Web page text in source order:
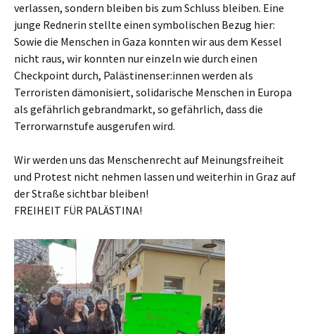
verlassen, sondern bleiben bis zum Schluss bleiben. Eine
junge Rednerin stellte einen symbolischen Bezug hier:
Sowie die Menschen in Gaza konnten wir aus dem Kessel
nicht raus, wir konnten nur einzeln wie durch einen
Checkpoint durch, Palästinenser:innen werden als
Terroristen dämonisiert, solidarische Menschen in Europa
als gefährlich gebrandmarkt, so gefährlich, dass die
Terrorwarnstufe ausgerufen wird.
Wir werden uns das Menschenrecht auf Meinungsfreiheit
und Protest nicht nehmen lassen und weiterhin in Graz auf
der Straße sichtbar bleiben!
FREIHEIT FÜR PALÄSTINA!